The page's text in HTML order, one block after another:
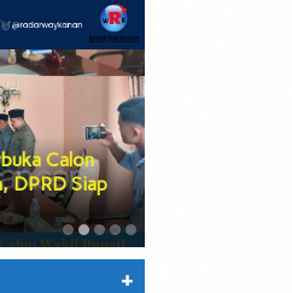
Calon
DPRD Siap
+